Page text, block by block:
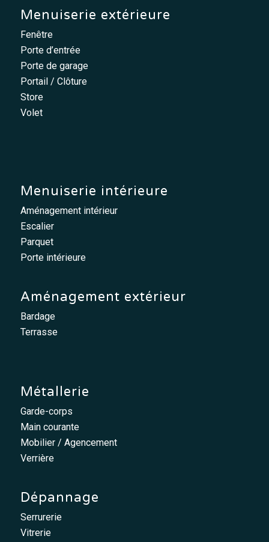
Menuiserie extérieure
Fenêtre
Porte d’entrée
Porte de garage
Portail / Clôture
Store
Volet
Menuiserie intérieure
Aménagement intérieur
Escalier
Parquet
Porte intérieure
Aménagement extérieur
Bardage
Terrasse
Métallerie
Garde-corps
Main courante
Mobilier / Agencement
Verrière
Dépannage
Serrurerie
Vitrerie